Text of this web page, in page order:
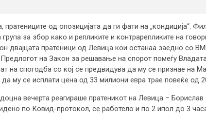
пратениците од опозицијата да ги фати на „кондиција“.
група за збор како и репликите и контрарепликите на
двајцата пратеници од Левица кои останаа заедно со
на Закон за решавање на спорот помеѓу
на спогодба со кој се предвидува да му се признае на
му се исплати цена од 33 милиони евра трае повеќе од
вечерта реагираше пратеникот на Левица –
по Ковид-протокол, се работело и по 2 ипол до 3